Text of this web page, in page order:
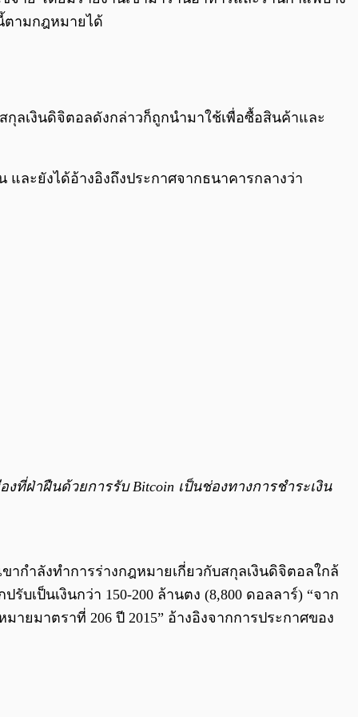
ตามกฎหมายได้
กุลเงินดิจิตอลดังกล่าวก็ถูกนำมาใช้เพื่อซื้อสินค้าและ
และยังได้อ้างอิงถึงประกาศจากธนาคารกลางว่า
ที่ฝ่าฝืนด้วยการรับ Bitcoin เป็นช่องทางการชำระเงิน
ากำลังทำการร่างกฎหมายเกี่ยวกับสกุลเงินดิจิตอลใกล้
เป็นเงินกว่า 150-200 ล้านตง (8,800 ดอลลาร์) “จาก
ยมาตราที่ 206 ปี 2015” อ้างอิงจากการประกาศของ